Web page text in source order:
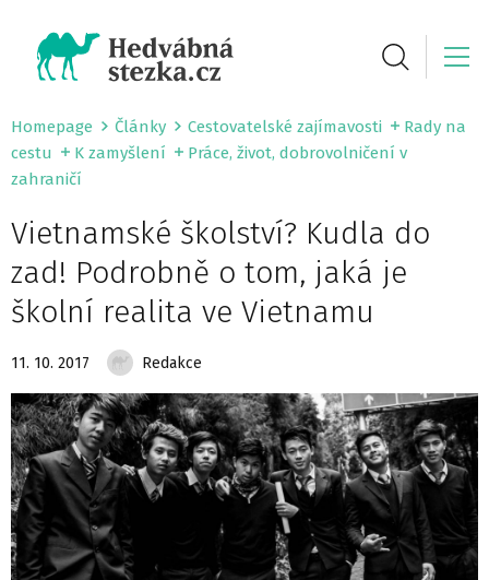
Homepage Články Cestovatelské zajímavosti
Rady na
cestu
K zamyšlení
Práce, život, dobrovolničení v
zahraničí
Vietnamské školství? Kudla do
zad! Podrobně o tom, jaká je
školní realita ve Vietnamu
11. 10. 2017 Redakce